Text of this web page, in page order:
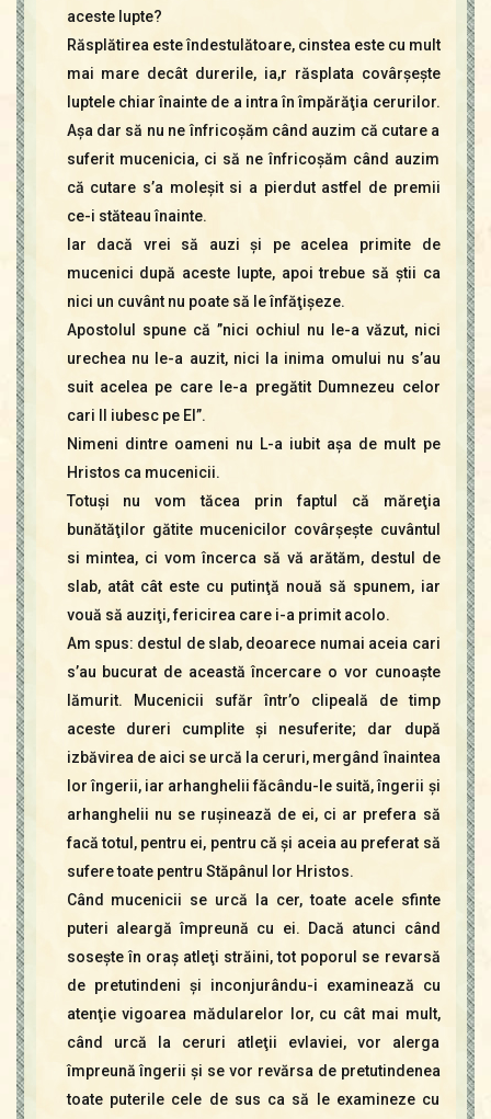
aceste lupte?
Răsplătirea este îndestulătoare, cinstea este cu mult
mai mare decât durerile, ia,r răsplata covârşeşte
luptele chiar înainte de a intra în împărăţia cerurilor.
Aşa dar să nu ne înfricoşăm când auzim că cutare a
suferit mucenicia, ci să ne înfricoşăm când auzim
că cutare s’a moleşit si a pierdut astfel de premii
ce-i stăteau înainte.
Iar dacă vrei să auzi şi pe acelea primite de
mucenici după aceste lupte, apoi trebue să ştii ca
nici un cuvânt nu poate să le înfăţişeze.
Apostolul spune că ”nici ochiul nu le-a văzut, nici
urechea nu le-a auzit, nici la inima omului nu s’au
suit acelea pe care le-a pregătit Dumnezeu celor
cari Il iubesc pe El”.
Nimeni dintre oameni nu L-a iubit aşa de mult pe
Hristos ca mucenicii.
Totuşi nu vom tăcea prin faptul că măreţia
bunătăţilor gătite mucenicilor covârşeşte cuvântul
si mintea, ci vom încerca să vă arătăm, destul de
slab, atât cât este cu putinţă nouă să spunem, iar
vouă să auziţi, fericirea care i-a primit acolo.
Am spus: destul de slab, deoarece numai aceia cari
s’au bucurat de această încercare o vor cunoaşte
lămurit. Mucenicii sufăr într’o clipeală de timp
aceste dureri cumplite şi nesuferite; dar după
izbăvirea de aici se urcă la ceruri, mergând înaintea
lor îngerii, iar arhanghelii făcându-le suită, îngerii şi
arhanghelii nu se ruşinează de ei, ci ar prefera să
facă totul, pentru ei, pentru că şi aceia au preferat să
sufere toate pentru Stăpânul lor Hristos.
Când mucenicii se urcă la cer, toate acele sfinte
puteri aleargă împreună cu ei. Dacă atunci când
soseşte în oraş atleţi străini, tot poporul se revarsă
de pretutindeni şi inconjurându-i examinează cu
atenţie vigoarea mădularelor lor, cu cât mai mult,
când urcă la ceruri atleţii evlaviei, vor alerga
împreună îngerii şi se vor revărsa de pretutindenea
toate puterile cele de sus ca să le examineze cu